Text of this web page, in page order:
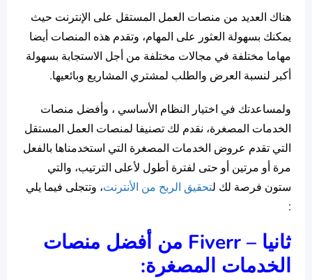
هناك العديد من منصات العمل المستقل على الإنترنت حيث
يمكنك بسهولة العثور على المهام، وتقدم هذه المنصات أيضا
مهاما مختلفة في مجالات مختلفة من أجل الاستجابة بسهولة
أكبر لنسبة العرض والطلب لمشتري المشاريع وبائعيها.
ولمساعدتك في اختيار النظام الأساسي ، وأفضل منصات
الخدمات المصغرة، نقدم لك تصنيفا لمنصات العمل المستقل
التي تقدم عروض الخدمات المصغرة التي استخدمناها بالفعل
مرة أو مرتين أو حتى لفترة أطول لأعلى الترتيب، والتي
ستون فرصة لك لتحقيق الربح من الأنترنت، وتتجلى فيما يلي
:
ثانيا –Fiverr من أفضل منصات
الخدمات المصغرة: